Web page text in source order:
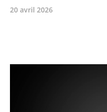
20 avril 2026